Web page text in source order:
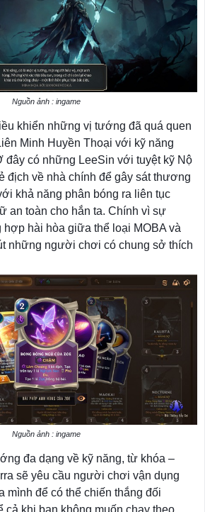
Nguồn ảnh : ingame
khiển những vị tướng đã quá quen
Minh Huyền Thoại với kỹ năng
đây có những LeeSin với tuyệt kỹ Nộ
địch về nhà chính để gây sát thương
khả năng phân bóng ra liên tục
an toàn cho hắn ta. Chính vì sự
hợp hài hòa giữa thể loại MOBA và
những người chơi có chung sở thích
Nguồn ảnh : ingame
đa dạng về kỹ năng, từ khóa –
sẽ yêu cầu người chơi vận dụng
mình để có thể chiến thắng đối
cả khi bạn không muốn chạy theo